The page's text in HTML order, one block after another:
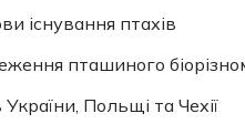
існування птахів
пташиного
Польщі та Чехії